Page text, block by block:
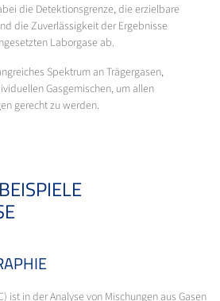
die Detektionsgrenze, die erzielbare
die Zuverlässigkeit der Ergebnisse
Laborgase ab.
Spektrum an Trägergasen,
Gasgemischen, um allen
gerecht zu werden.
ist in der Analyse von Mischungen aus Gasen